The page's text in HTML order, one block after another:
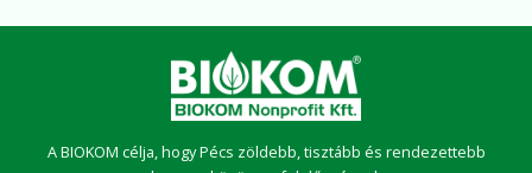
A BIOKOM célja, hogy Pécs zöldebb, tisztább és rendezettebb